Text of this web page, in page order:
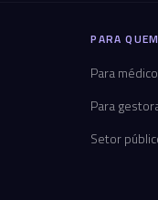
PARA
Para
Para
Setor